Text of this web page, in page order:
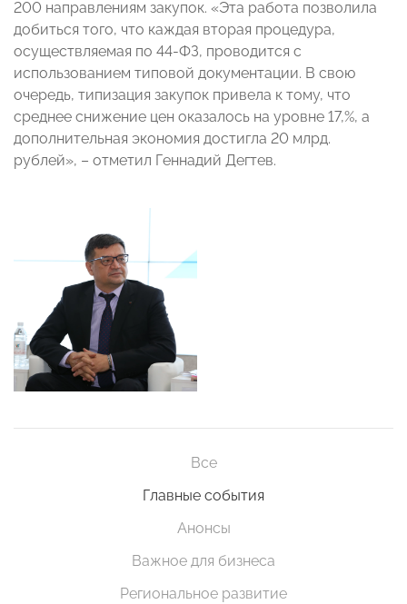
200 направлениям закупок. «Эта работа позволила
добиться того, что каждая вторая процедура,
осуществляемая по 44-ФЗ, проводится с
использованием типовой документации. В свою
очередь, типизация закупок привела к тому, что
среднее снижение цен оказалось на уровне 17,%, а
дополнительная экономия достигла 20 млрд.
рублей», – отметил Геннадий Дегтев.
Все
Главные события
Анонсы
Важное для бизнеса
Региональное развитие